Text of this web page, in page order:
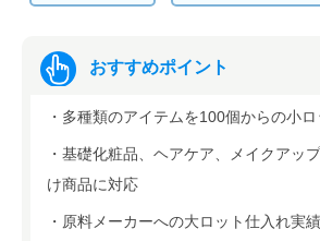
おすすめポイント
・多種類のアイテムを100個からの小
・基礎化粧品、ヘアケア、メイクアッ
け商品に対応
・原料メーカーへの大ロット仕入れ実